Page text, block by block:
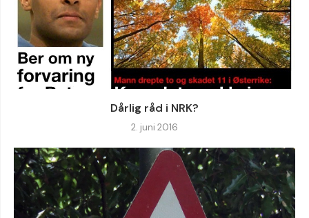
Dårlig råd i NRK?
2. juni 2016